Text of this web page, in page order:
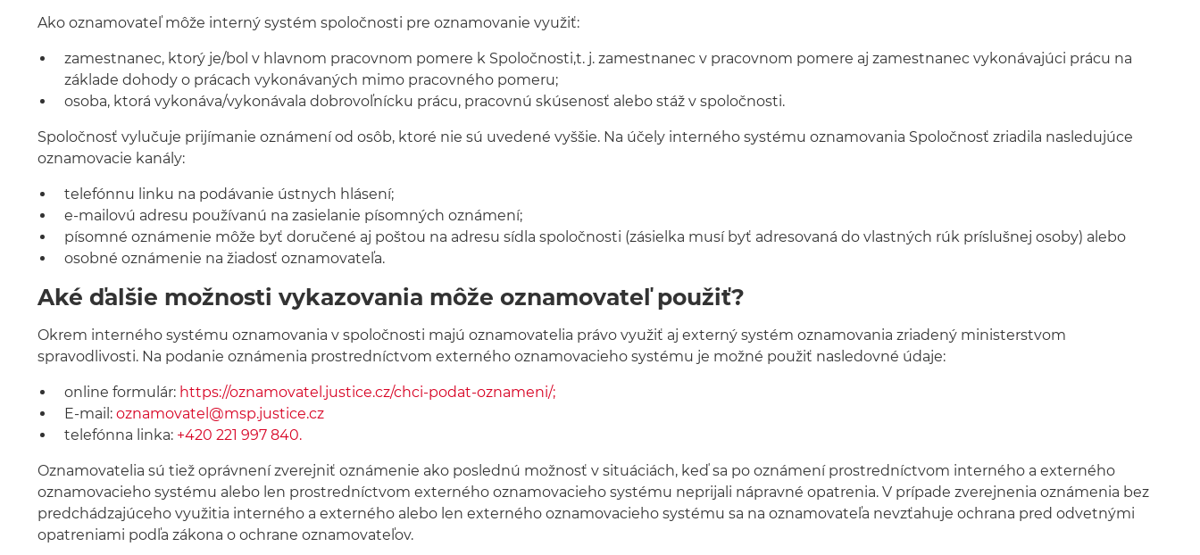
Ako oznamovateľ môže interný systém spoločnosti pre oznamovanie využiť:
zamestnanec, ktorý je/bol v hlavnom pracovnom pomere k Spoločnosti,t. j. zamestnanec v pracovnom pomere aj zamestnanec vykonávajúci prácu na
základe dohody o prácach vykonávaných mimo pracovného pomeru;
osoba, ktorá vykonáva/vykonávala dobrovoľnícku prácu, pracovnú skúsenosť alebo stáž v spoločnosti.
Spoločnosť vylučuje prijímanie oznámení od osôb, ktoré nie sú uvedené vyššie. Na účely interného systému oznamovania Spoločnosť zriadila nasledujúce
oznamovacie kanály:
telefónnu linku na podávanie ústnych hlásení;
e-mailovú adresu používanú na zasielanie písomných oznámení;
písomné oznámenie môže byť doručené aj poštou na adresu sídla spoločnosti (zásielka musí byť adresovaná do vlastných rúk príslušnej osoby) alebo
osobné oznámenie na žiadosť oznamovateľa.
Aké ďalšie možnosti vykazovania môže oznamovateľ použiť?
Okrem interného systému oznamovania v spoločnosti majú oznamovatelia právo využiť aj externý systém oznamovania zriadený ministerstvom
spravodlivosti. Na podanie oznámenia prostredníctvom externého oznamovacieho systému je možné použiť nasledovné údaje:
online formulár: https://oznamovatel.justice.cz/chci-podat-oznameni/;
E-mail: oznamovatel@msp.justice.cz
telefónna linka: +420 221 997 840.
Oznamovatelia sú tiež oprávnení zverejniť oznámenie ako poslednú možnosť v situáciách, keď sa po oznámení prostredníctvom interného a externého
oznamovacieho systému alebo len prostredníctvom externého oznamovacieho systému neprijali nápravné opatrenia. V prípade zverejnenia oznámenia bez
predchádzajúceho využitia interného a externého alebo len externého oznamovacieho systému sa na oznamovateľa nevzťahuje ochrana pred odvetnými
opatreniami podľa zákona o ochrane oznamovateľov.